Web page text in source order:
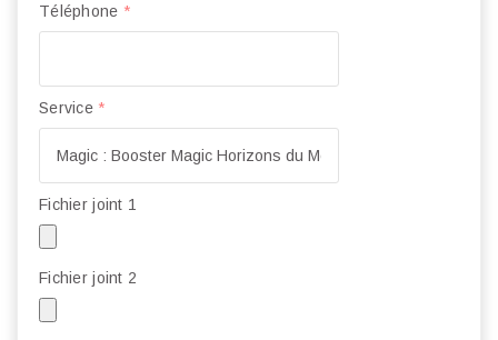
Téléphone *
Service *
Fichier joint 1
Fichier joint 2